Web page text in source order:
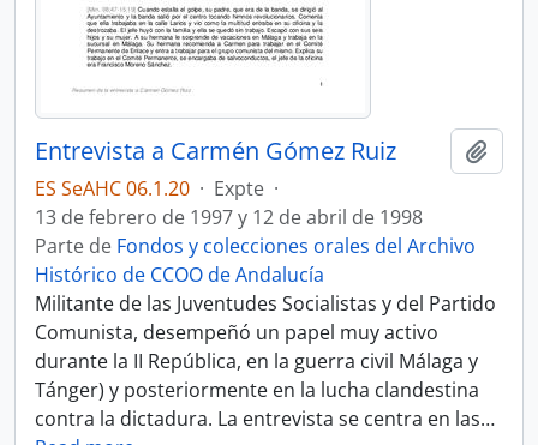
Entrevista a Carmén Gómez Ruiz
ES SeAHC 06.1.20 · Expte ·
13 de febrero de 1997 y 12 de abril de 1998
Parte de Fondos y colecciones orales del Archivo
Histórico de CCOO de Andalucía
Militante de las Juventudes Socialistas y del Partido
Comunista, desempeñó un papel muy activo
durante la II República, en la guerra civil Málaga y
Tánger) y posteriormente en la lucha clandestina
contra la dictadura. La entrevista se centra en las…